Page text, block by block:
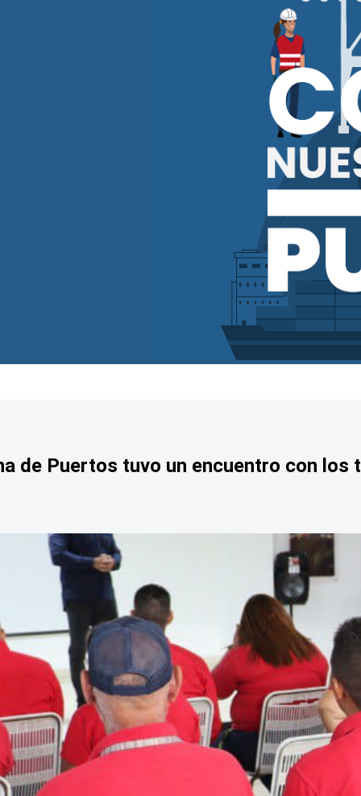
de Puertos tuvo un encuentro con